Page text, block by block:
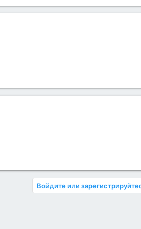
Войдите или